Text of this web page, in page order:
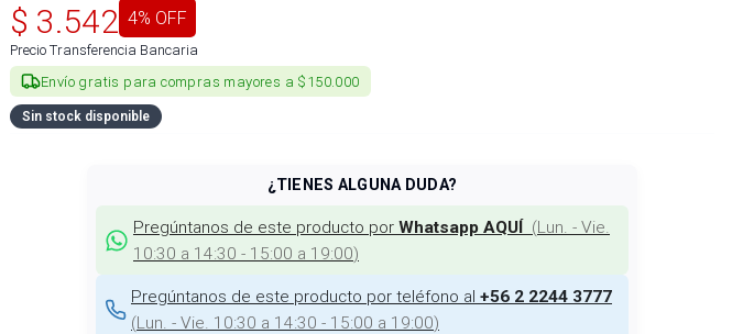
$ 3.542 4% OFF
Precio Transferencia Bancaria
Envío gratis para compras mayores a $150.000
Sin stock disponible
¿TIENES ALGUNA DUDA?
Pregúntanos de este producto por Whatsapp AQUÍ (Lun. - Vie.
10:30 a 14:30 - 15:00 a 19:00)
Pregúntanos de este producto por teléfono al +56 2 2244 3777
(Lun. - Vie. 10:30 a 14:30 - 15:00 a 19:00)